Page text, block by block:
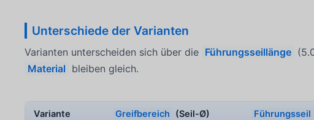
Unterschiede der Varianten
Varianten unterscheiden sich über die Führungsseillänge
Material bleiben gleich.
Variante Greifbereich (Seil-Ø) Führungsseil